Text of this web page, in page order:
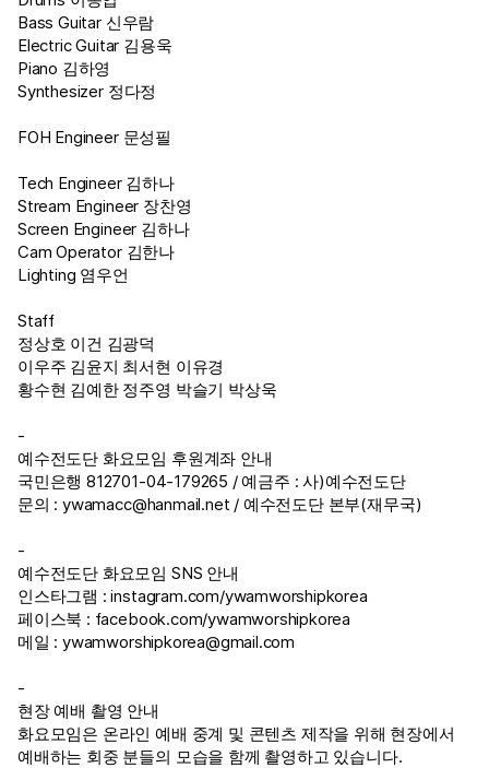
Bass Guitar 신우람
Electric Guitar 김용욱
Piano 김하영
Synthesizer 정다정
FOH Engineer 문성필
Tech Engineer 김하나
Stream Engineer 장찬영
Screen Engineer 김하나
Cam Operator 김한나
Lighting 염우언
Staff
정상호 이건 김광덕
이우주 김윤지 최서현 이유경
황수현 김예한 정주영 박슬기 박상욱
-
예수전도단 화요모임 후원계좌 안내
국민은행 812701-04-179265 / 예금주 : 사)예수전도단
문의 :ywamacc@hanmail.net / 예수전도단 본부(재무국)
-
예수전도단 화요모임 SNS 안내
인스타그램 :instagram.com/ywamworshipkorea
페이스북 : facebook.com/ywamworshipkorea
메일 :ywamworshipkorea@gmail.com
-
현장 예배 촬영 안내
화요모임은 온라인 예배 중계 및 콘텐츠 제작을 위해 현장에서
예배하는 회중 분들의 모습을 함께 촬영하고 있습니다.